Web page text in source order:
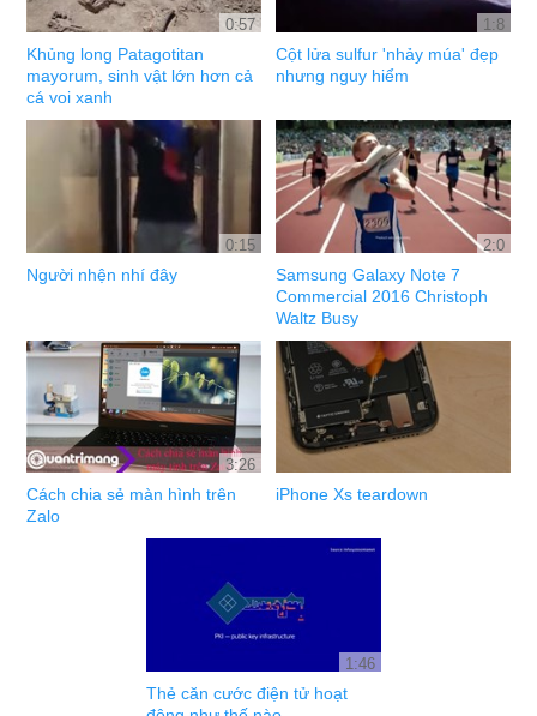
0:57
Khủng long Patagotitan
mayorum, sinh vật lớn hơn cả
cá voi xanh
1:8
Cột lửa sulfur 'nhảy múa' đẹp
nhưng nguy hiểm
0:15
Người nhện nhí đây
2:0
Samsung Galaxy Note 7
Commercial 2016 Christoph
Waltz Busy
3:26
Cách chia sẻ màn hình trên
Zalo
iPhone Xs teardown
1:46
Thẻ căn cước điện tử hoạt